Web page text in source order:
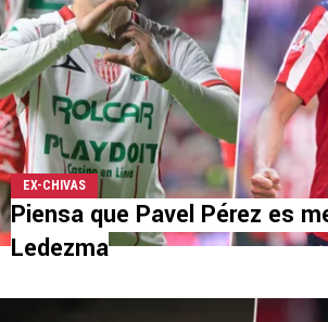
EX-CHIVAS
Piensa que Pavel Pérez es
Ledezma